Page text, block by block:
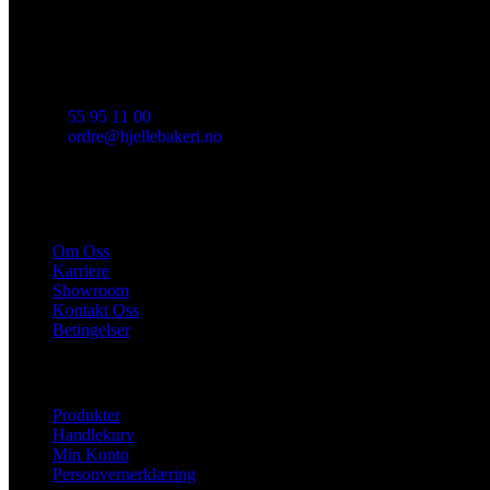
55 95 11 00
ordre@hjellebakeri.no
Om Oss
Karriere
Showroom
Kontakt Oss
Betingelser
Produkter
Handlekurv
Min Konto
Personvernerklæring